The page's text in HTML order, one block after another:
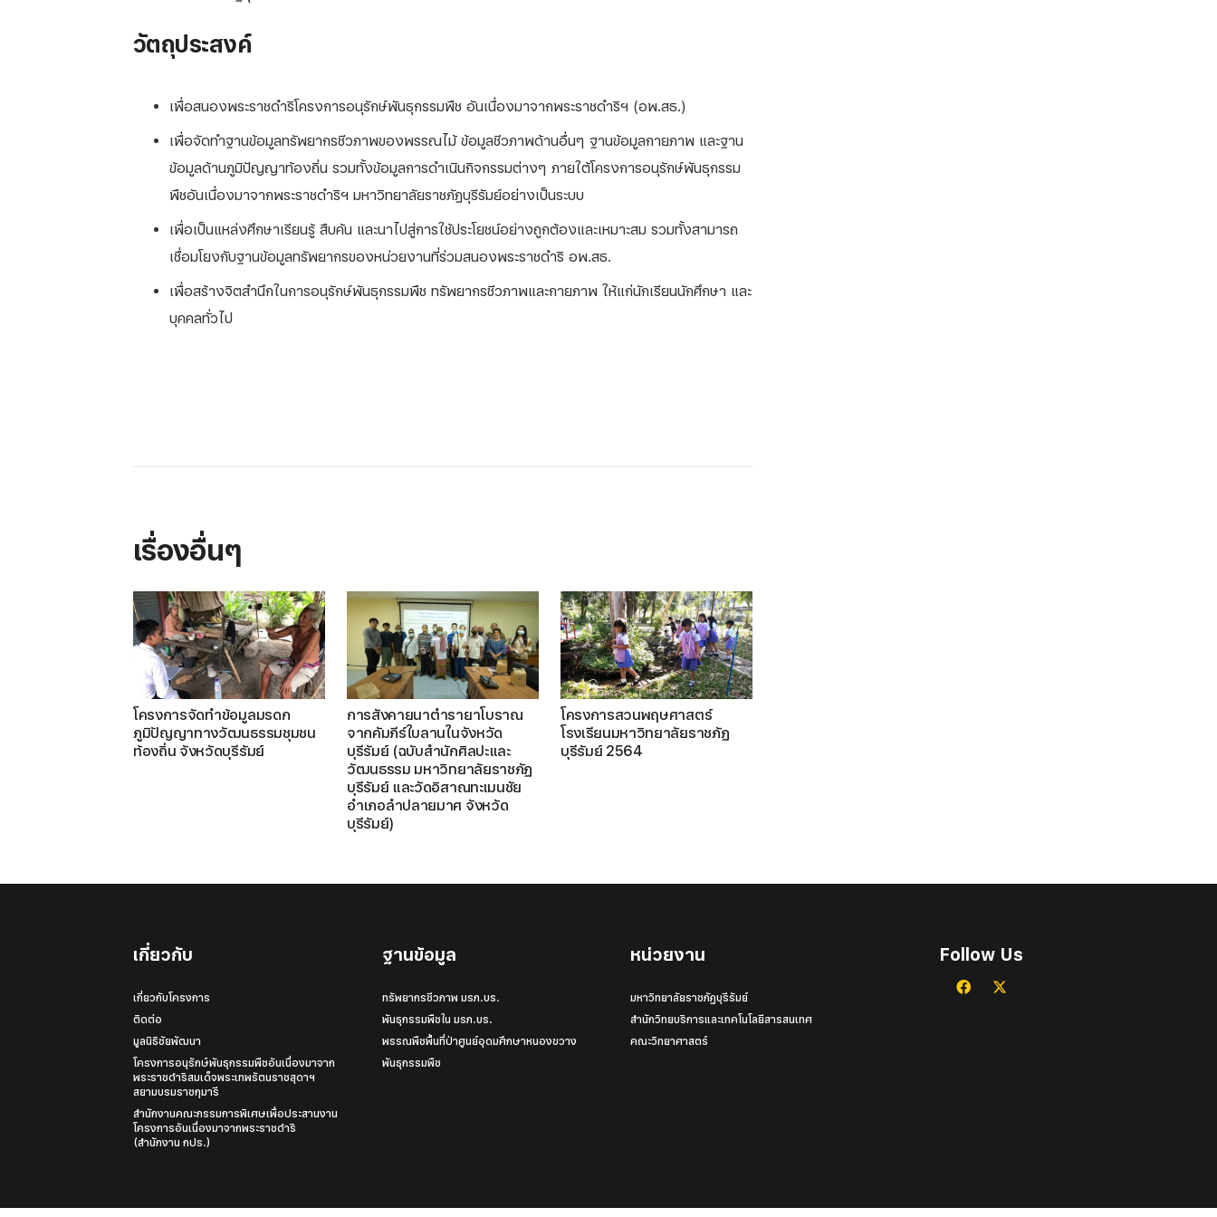
วัตถุประสงค์
เพื่อสนองพระราชดำริโครงการอนุรักษ์พันธุกรรมพืช อันเนื่องมาจากพระราชดำริฯ (อพ.สธ.)
เพื่อจัดทำฐานข้อมูลทรัพยากรชีวภาพของพรรณไม้ ข้อมูลชีวภาพด้านอื่นๆ ฐานข้อมูลกายภาพ และฐาน
ข้อมูลด้านภูมิปัญญาท้องถิ่น รวมทั้งข้อมูลการดำเนินกิจกรรมต่างๆ ภายใต้โครงการอนุรักษ์พันธุกรรม
พืชอันเนื่องมาจากพระราชดำริฯ มหาวิทยาลัยราชภัฏบุรีรัมย์อย่างเป็นระบบ
เพื่อเป็นแหล่งศึกษาเรียนรู้ สืบค้น และนาไปสู่การใช้ประโยชน์อย่างถูกต้องและเหมาะสม รวมทั้งสามารถ
เชื่อมโยงกับฐานข้อมูลทรัพยากรของหน่วยงานที่ร่วมสนองพระราชดำริ อพ.สธ.
เพื่อสร้างจิตสำนึกในการอนุรักษ์พันธุกรรมพืช ทรัพยากรชีวภาพและกายภาพ ให้แก่นักเรียนนักศึกษา และ
บุคคลทั่วไป
เรื่องอื่นๆ
โครงการจัดทำข้อมูลมรดก
ภูมิปัญญาทางวัฒนธรรมชุมชน
ท้องถิ่น จังหวัดบุรีรัมย์
การสังคายนาตำรายาโบราณ
จากคัมภีร์ใบลานในจังหวัด
บุรีรัมย์ (ฉบับสำนักศิลปะและ
วัฒนธรรม มหาวิทยาลัยราชภัฏ
บุรีรัมย์ และวัดอิสาณทะเมนชัย
อำเภอลำปลายมาศ จังหวัด
บุรีรัมย์)
โครงการสวนพฤษศาสตร์
โรงเรียนมหาวิทยาลัยราชภัฏ
บุรีรัมย์ 2564
เกี่ยวกับ
เกี่ยวกับโครงการ
ติดต่อ
มูลนิธิชัยพัฒนา
โครงการอนุรักษ์พันธุกรรมพืชอันเนื่องมาจาก
พระราชดำริสมเด็จพระเทพรัตนราชสุดาฯ
สยามบรมราชกุมารี
สำนักงานคณะกรรมการพิเศษเพื่อประสานงาน
โครงการอันเนื่องมาจากพระราชดำริ
(สำนักงาน กปร.)
ฐานข้อมูล
ทรัพยากรชีวภาพ มรภ.บร.
พันธุกรรมพืชใน มรภ.บร.
พรรณพืชพื้นที่ป่าศูนย์อุดมศึกษาหนองขวาง
พันธุกรรมพืช
หน่วยงาน
มหาวิทยาลัยราชภัฏบุรีรัมย์
สำนักวิทยบริการและเทคโนโลยีสารสนเทศ
คณะวิทยาศาสตร์
Follow Us